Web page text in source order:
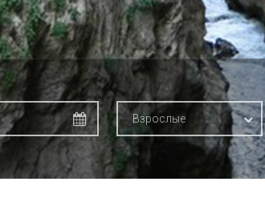
Взрослые